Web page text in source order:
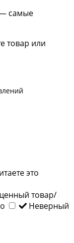
— самые
товар или
это
товар/
Неверный